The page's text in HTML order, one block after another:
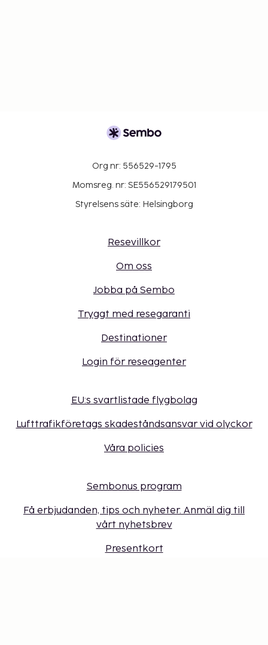
Org nr: 556529-1795
Momsreg. nr: SE556529179501
Styrelsens säte: Helsingborg
Resevillkor
Om oss
Jobba på Sembo
Tryggt med resegaranti
Destinationer
Login för reseagenter
EU:s svartlistade flygbolag
Lufttrafikföretags skadeståndsansvar vid olyckor
Våra policies
Sembonus program
Få erbjudanden, tips och nyheter. Anmäl dig till
vårt nyhetsbrev
Presentkort